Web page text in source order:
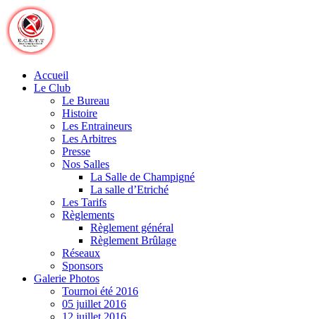
Skip
to
content
Accueil
Le Club
Le Bureau
Histoire
Les Entraineurs
Les Arbitres
Presse
Nos Salles
La Salle de Champigné
La salle d’Etriché
Les Tarifs
Règlements
Règlement général
Règlement Brûlage
Réseaux
Sponsors
Galerie Photos
Tournoi été 2016
05 juillet 2016
12 juillet 2016